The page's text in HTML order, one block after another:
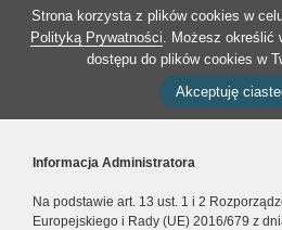
Strona korzysta z plików cookies w
Polityką Prywatności. Możesz określić
dostępu do plików cookies w
Akceptuję
Informacja Administratora
Na podstawie art. 13 ust. 1 i 2
Europejskiego i Rady (UE) 2016/679 z